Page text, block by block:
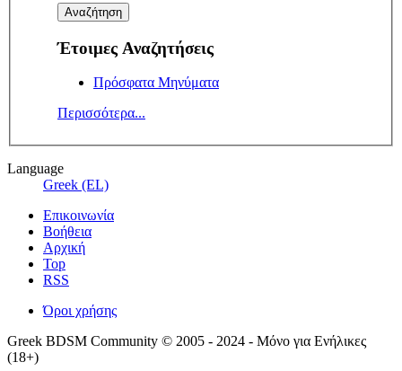
Έτοιμες Αναζητήσεις
Πρόσφατα Μηνύματα
Περισσότερα...
Language
Greek (EL)
Επικοινωνία
Βοήθεια
Αρχική
Top
RSS
Όροι χρήσης
Greek BDSM Community © 2005 - 2024 - Μόνο για Ενήλικες
(18+)